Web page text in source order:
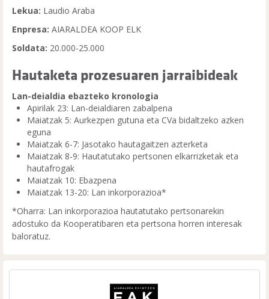
Lekua: Laudio Araba
Enpresa: AIARALDEA KOOP ELK
Soldata: 20.000-25.000
Hautaketa prozesuaren jarraibideak
Lan-deialdia ebazteko kronologia
Apirilak 23: Lan-deialdiaren zabalpena
Maiatzak 5: Aurkezpen gutuna eta CVa bidaltzeko azken
eguna
Maiatzak 6-7: Jasotako hautagaitzen azterketa
Maiatzak 8-9: Hautatutako pertsonen elkarrizketak eta
hautafrogak
Maiatzak 10: Ebazpena
Maiatzak 13-20: Lan inkorporazioa*
*Oharra: Lan inkorporazioa hautatutako pertsonarekin
adostuko da Kooperatibaren eta pertsona horren interesak
baloratuz.